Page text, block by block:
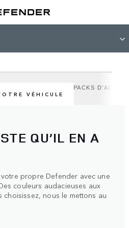
DU DEFENDER
VÉHICULE
PACKS
QU’IL EN A
propre Defender avec une
couleurs audacieuses aux
choisissez, nous le mettons au